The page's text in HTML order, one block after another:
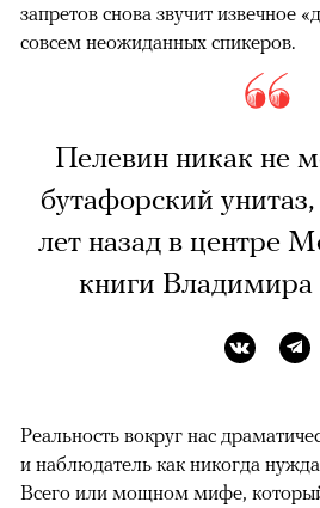
запретов снова звучит извечное
совсем неожиданных спикеров.
Пелевин никак не
бутафорский
лет назад в центре
книги
Реальность вокруг нас
и наблюдатель как никогда
Всего или мощном мифе,